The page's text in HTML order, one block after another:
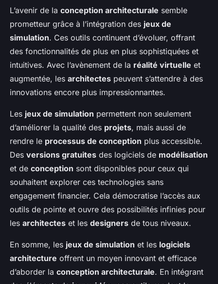
L’avenir de la conception architecturale semble
prometteur grâce à l’intégration des jeux de
simulation. Ces outils continuent d’évoluer, offrant
des fonctionnalités de plus en plus sophistiquées et
intuitives. Avec l’avènement de la réalité virtuelle et
augmentée, les architectes peuvent s’attendre à des
innovations encore plus impressionnantes.
Les jeux de simulation permettent non seulement
d’améliorer la qualité des projets, mais aussi de
rendre le processus de conception plus accessible.
Des versions gratuites des logiciels de modélisation
et de conception sont disponibles pour ceux qui
souhaitent explorer ces technologies sans
engagement financier. Cela démocratise l’accès aux
outils de pointe et ouvre des possibilités infinies pour
les architectes et les designers de tous niveaux.
En somme, les jeux de simulation et les logiciels
architecture offrent un moyen innovant et efficace
d’aborder la conception architecturale. En intégrant